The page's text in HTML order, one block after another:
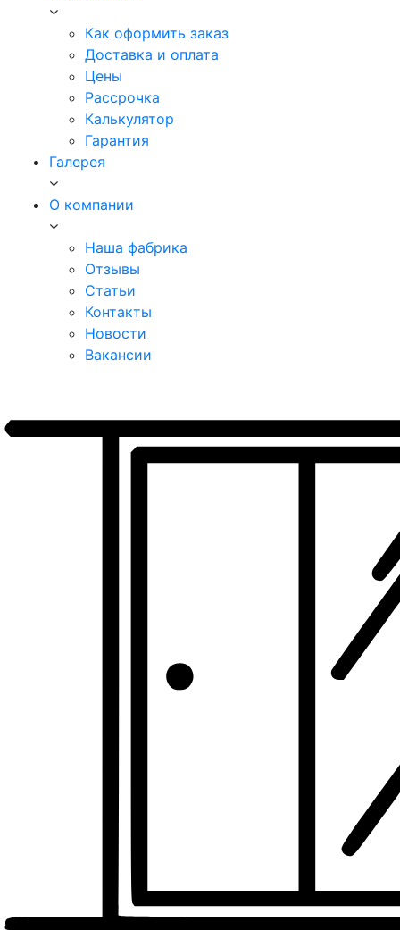
Как оформить заказ
Доставка и оплата
Цены
Рассрочка
Калькулятор
Гарантия
Галерея
О компании
Наша фабрика
Отзывы
Статьи
Контакты
Новости
Вакансии